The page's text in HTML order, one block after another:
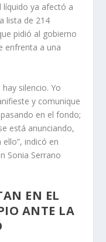
líquido ya afectó a
lista de 214
pidió al gobierno
enfrenta a una
silencio. Yo
y comunique
en el fondo;
está anunciando,
indicó en
Sonia Serrano
EN EL
ANTE LA